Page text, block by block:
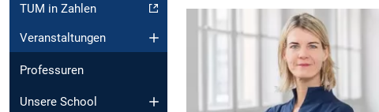
TUM in Zahlen
Veranstaltungen
Professuren
Unsere School